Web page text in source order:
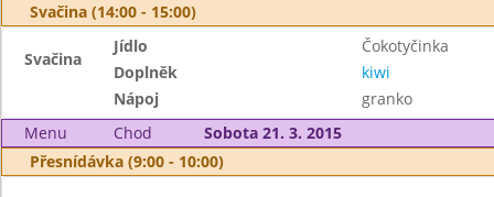
Svačina (14:00 - 15:00)
Svačina
Jídlo
Čokotyčinka
Doplněk
kiwi
Nápoj
granko
Menu
Chod
Sobota 21. 3. 2015
Přesnídávka (9:00 - 10:00)